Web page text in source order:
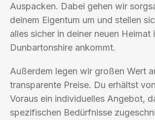
Auspacken. Dabei gehen wir
deinem Eigentum um und stellen
alles sicher in deiner neuen Heimat
Dunbartonshire ankommt.
Außerdem legen wir großen Wert
transparente Preise. Du erhältst
Voraus ein individuelles Angebot,
spezifischen Bedürfnisse